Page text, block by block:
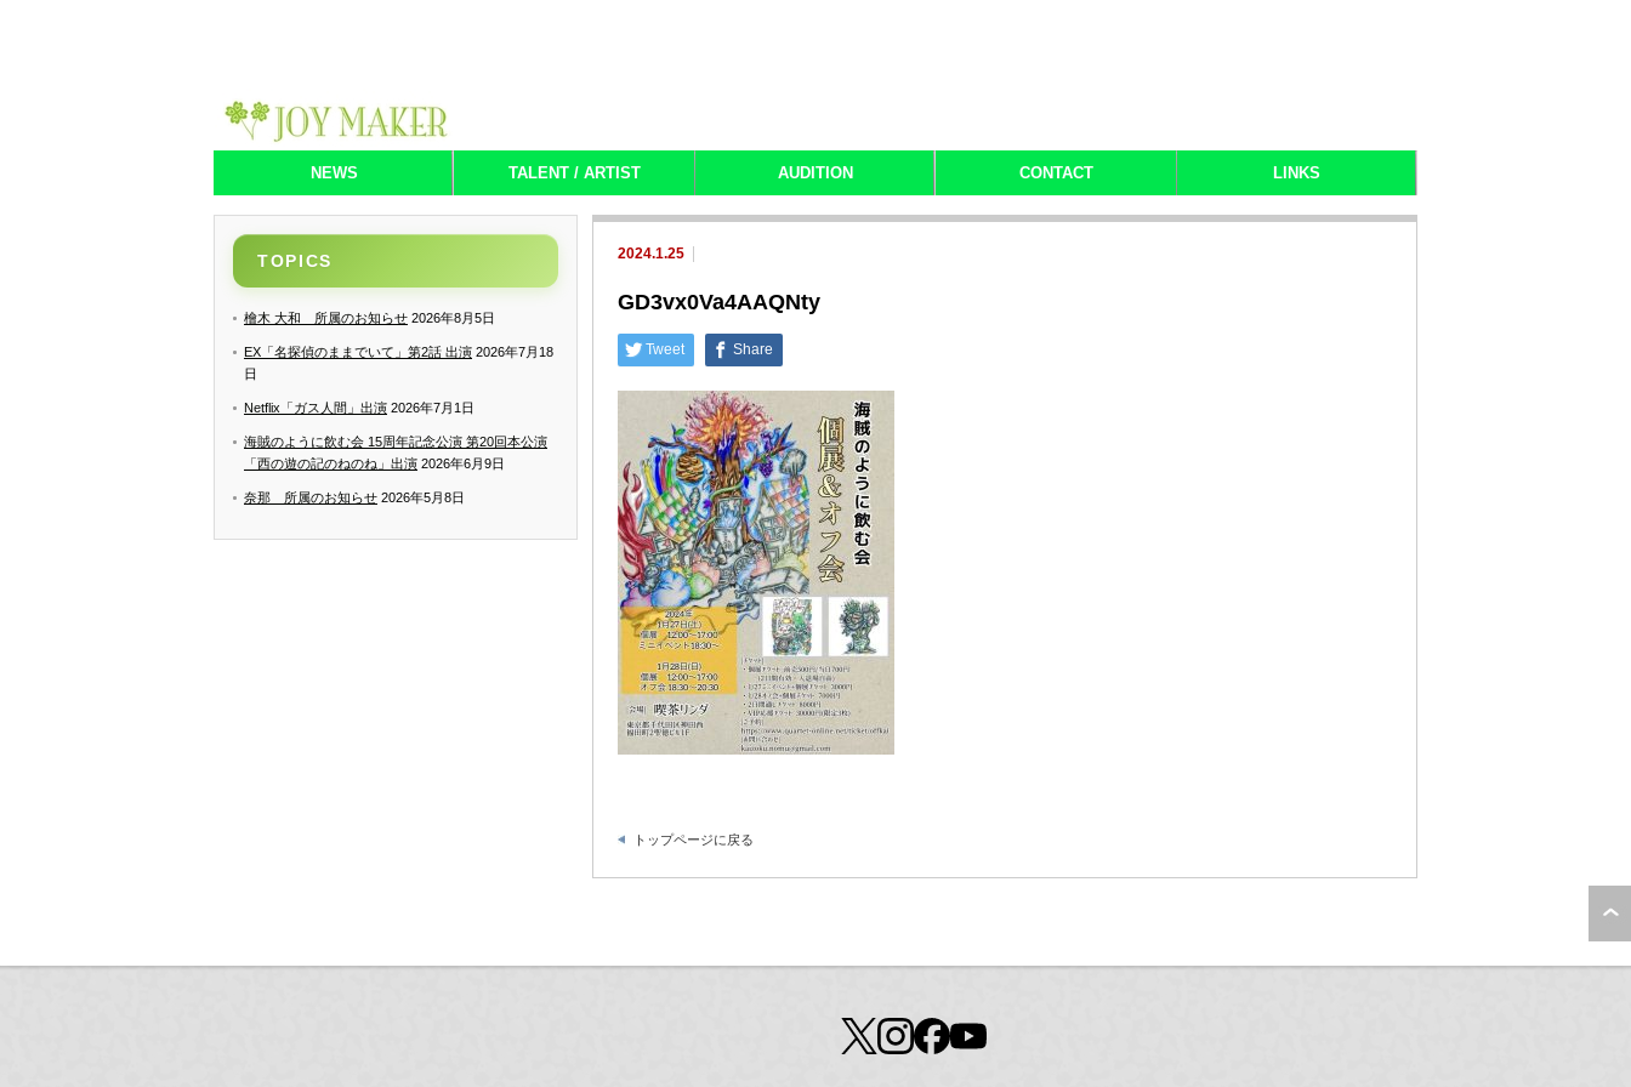
NEWS TALENT / ARTIST AUDITION CONTACT LINKS
2024.1.25
GD3vx0Va4AAQNty
Tweet Share
トップページに戻る
TOPICS
檜木 大和 所属のお知らせ 2026年8月5日
EX「名探偵のままでいて」第2話 出演 2026年7月18
日
Netflix「ガス人間」出演 2026年7月1日
海賊のように飲む会 15周年記念公演 第20回本公演
「西の遊の記のねのね」出演 2026年6月9日
奈那 所属のお知らせ 2026年5月8日